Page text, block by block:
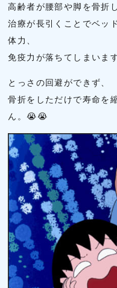
高齢者が腰部や脚を骨折
治療が長引くことでベッ
体力、
免疫力が落ちてしまいま
とっさの回避ができず、
骨折をしただけで寿命を
ん。😭😭